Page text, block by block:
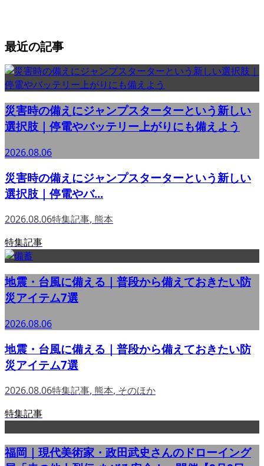
最近の記事
災害時の備えにジャンプスターターという新しい
選択肢｜停電やバッテリー上がりにも備えよう
2026.08.06
災害時の備えにジャンプスターターという新しい
選択肢｜停電やバ...
2026.08.06特集記事, 熊本
特集記事
地震・台風に備える｜普段から備えておきたい防
災アイテム7選
2026.08.06
地震・台風に備える｜普段から備えておきたい防
災アイテム7選
2026.08.06特集記事, 熊本, そのほか
特集記事
福岡｜現代美術家・政田武史さんのドローイング